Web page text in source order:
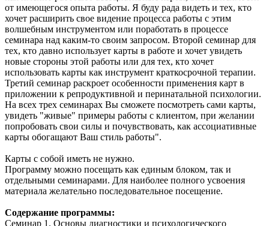
от имеющегося опыта работы. Я буду рада видеть и тех, кто
хочет расширить свое видение процесса работы с этим
волшебным инструментом или поработать в процессе
семинара над каким-то своим запросом. Второй семинар для
тех, кто давно использует карты в работе и хочет увидеть
новые стороны этой работы или для тех, кто хочет
использовать карты как инструмент краткосрочной терапии.
Третий семинар раскроет особенности применения карт в
приложении к репродуктивной и перинатальной психологии.
На всех трех семинарах Вы сможете посмотреть сами карты,
увидеть "живые" примеры работы с клиентом, при желании
попробовать свои силы и почувствовать, как ассоциативные
карты обогащают Ваш стиль работы".
Карты с собой иметь не нужно.
Программу можно посещать как единым блоком, так и
отдельными семинарами. Для наиболее полного усвоения
материала желательно последовательное посещение.
Содержание программы:
Семинар 1. Основы диагностики и психологического